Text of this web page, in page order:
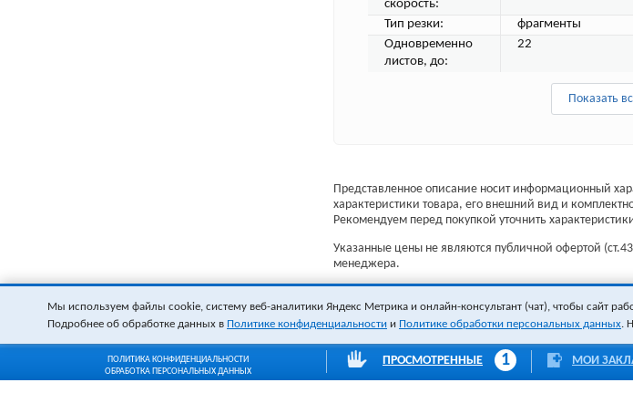
скорость:
Тип резки:
фрагменты
Одновременно
листов, до:
22
Показать
Представленное описание носит информационный
характеристики товара, его внешний вид и
Рекомендуем перед покупкой уточнить
Указанные цены не являются публичной офертой
менеджера.
ПОЛИТИКА КОНФИДЕНЦИАЛЬНОСТИ
ОБРАБОТКА ПЕРСОНАЛЬНЫХ ДАННЫХ
ПРОСМОТРЕННЫЕ 1 МОИ
Мы используем файлы cookie, систему веб-аналитики Яндекс Метрика и онлайн-консультант (чат), чтобы сайт
Подробнее об обработке данных в Политике конфиденциальности и Политике обработки персональных данных .